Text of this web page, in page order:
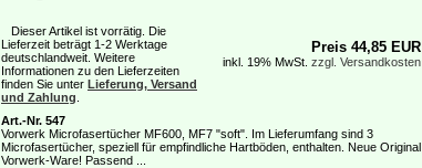
Dieser Artikel ist vorrätig. Die
Lieferzeit beträgt 1-2 Werktage
deutschlandweit. Weitere
Informationen zu den Lieferzeiten
finden Sie unter Lieferung, Versand
und Zahlung
Preis 44,85 EUR
inkl. 19% MwSt. zzgl. Versandkosten
Art.-Nr. 547
Vorwerk Microfasertücher MF600, MF7 "soft". Im Lieferumfang sind 3
Microfasertücher, speziell für empfindliche Hartböden, enthalten. Neue Original
Vorwerk-Ware! Passend ...